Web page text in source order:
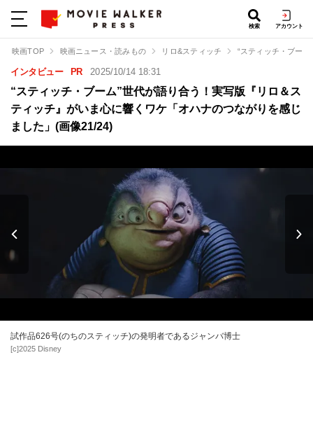
検索 アカウント
映画TOP 映画ニュース・読みもの リロ&スティッチ “スティッチ・ブー
インタビュー PR 2025/10/14 18:31
“スティッチ・ブーム”世代が語り合う！実写版『リロ＆ス
ティッチ』がいま心に響くワケ「オハナのつながりを感じ
ました」(画像21/24)
試作品626号(のちのスティッチ)の発明者であるジャンバ博士
[c]2025 Disney